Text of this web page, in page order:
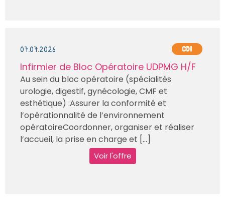
07.07.2026 CDI
Infirmier de Bloc Opératoire UDPMG H/F
Au sein du bloc opératoire (spécialités
urologie, digestif, gynécologie, CMF et
esthétique) :Assurer la conformité et
l’opérationnalité de l’environnement
opératoireCoordonner, organiser et réaliser
l’accueil, la prise en charge et [...]
Voir l'offre